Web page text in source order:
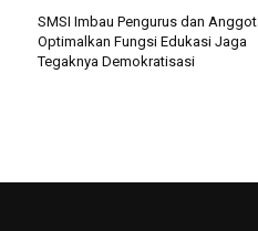
SMSI Imbau Pengurus dan
Optimalkan Fungsi Edukasi Jaga
Tegaknya Demokratisasi